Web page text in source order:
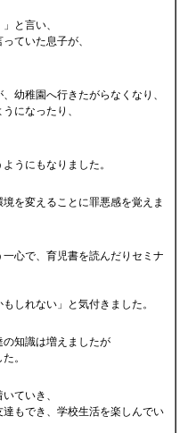
と言い、
ていた息子が、
幼稚園へ行きたがらなくなり、
になったり、
うにもなりました。
を変えることに罪悪感を覚えま
心で、育児書を読んだりセミナ
しれない」と気付きました。
知識は増えましたが
。
ていき、
もでき、学校生活を楽しんでい